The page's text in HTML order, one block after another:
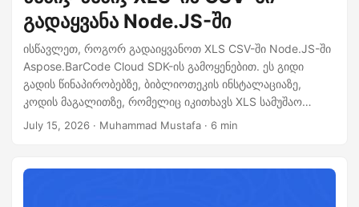
გადაყვანა Node.JS-ში
ისწავლეთ, როგორ გადაიყვანოთ XLS CSV-ში Node.JS-ში
Aspose.BarCode Cloud SDK-ის გამოყენებით. ეს გიდი
გადის წინაპირობებზე, ბიბლიოთეკის ინსტალაციაზე,
კოდის მაგალითზე, რომელიც იკითხავს XLS სამუშაო
წიგნაკს და აუმუშავებს CSV გამოსავალს, ასევე
July 15, 2026 · Muhammad Mustafa · 6 min